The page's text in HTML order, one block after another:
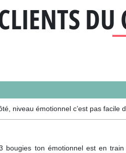
niveau émotionnel c’est pas
bougies ton émotionnel est en